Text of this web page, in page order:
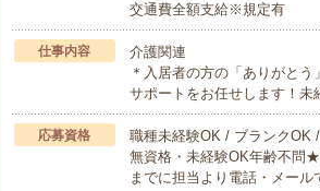
交通費全額支給※規定有
仕事内容
介護関連
＊入居者の方の「ありがと
サポートをお任せします！
応募資格
職種未経験OK / ブランクOK
無資格・未経験OK年齢不問
までに担当より電話・メー